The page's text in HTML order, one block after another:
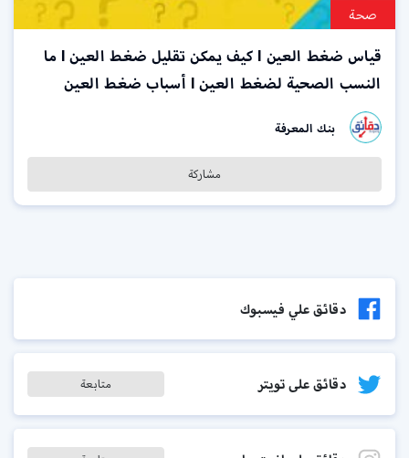
صحة
قياس ضغط العين l كيف يمكن تقليل ضغط العين l ما
النسب الصحية لضغط العين l أسباب ضغط العين
بنك المعرفة
مشاركة
دقائق علي فيسبوك
دقائق على تويتر متابعة